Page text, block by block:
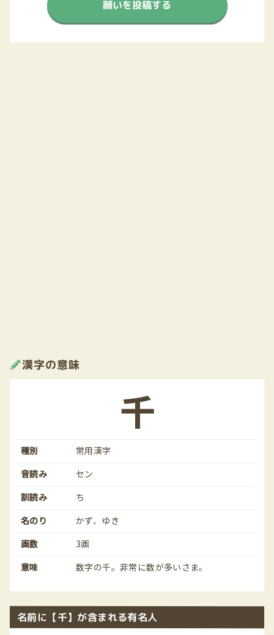
願いを投稿する
漢字の意味
千
種別
常用漢字
音読み
セン
訓読み
ち
名のり
かず、ゆき
画数
3画
意味
数字の千。非常に数が多いさま。
名前に【千】が含まれる有名人